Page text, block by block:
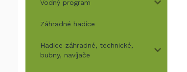
Vodný program
Záhradné hadice
Hadice záhradné, technické,
bubny, navíjače